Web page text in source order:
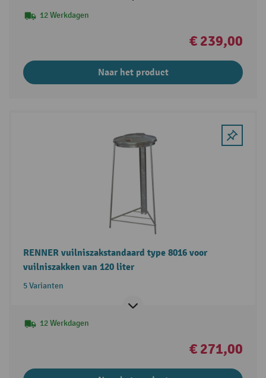
12 Werkdagen
€ 239,00
Naar het product
RENNER vuilniszakstandaard type 8016 voor
vuilniszakken van 120 liter
5 Varianten
12 Werkdagen
€ 271,00